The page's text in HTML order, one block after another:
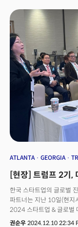
"우리는 무역 장벽이나
한다. 한화큐셀의 스마트
상징적 모델”이라고 강조했다.한화큐셀은 2018년 첫 투자를 시작으로
최근까지 약 27억5000만
거점을 마련했다. 이 공장
않는 완전 무인 물류 시스
열고 있다는 평가를 받았
약 5만개의 태양광 패널
모스코위츠 부사장은 "2
"우리는 그 2.5배를 매년
시작한 카터스빌
통합 생산시설로 태양광
그리고 최종 모듈까지
만에 처음이자 유일한 대
ATLANTA GEORGIA
[현장] 트럼프 2기,
한국 스타트업의 글로벌
파트너는 지난 10일(현지
2024 스타트업 & 글로벌
말했다. 공 대표가 이끄는
권순우 2024.12.10 22:34